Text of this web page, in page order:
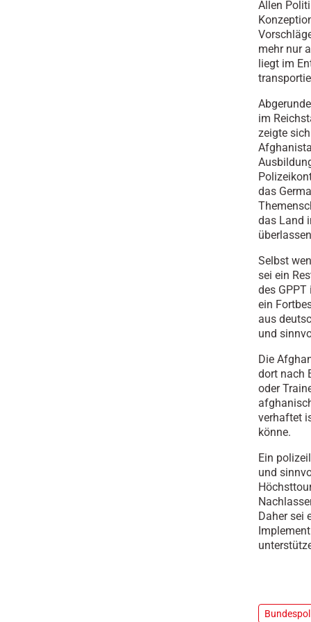
Allen
mehr nur
liegt im
im
zeigte
das
das Land
Selbst
sei ein
des
ein
aus
und
Die
dort nach
oder
verhaftet
könne.
Ein
und
Daher sei